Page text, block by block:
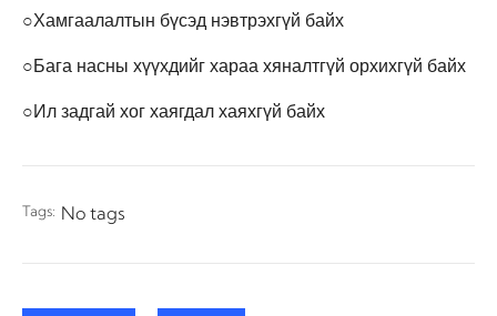
○Хамгаалалтын бүсэд нэвтрэхгүй байх
○Бага насны хүүхдийг хараа хяналтгүй орхихгүй байх
○Ил задгай хог хаягдал хаяхгүй байх
Tags: No tags